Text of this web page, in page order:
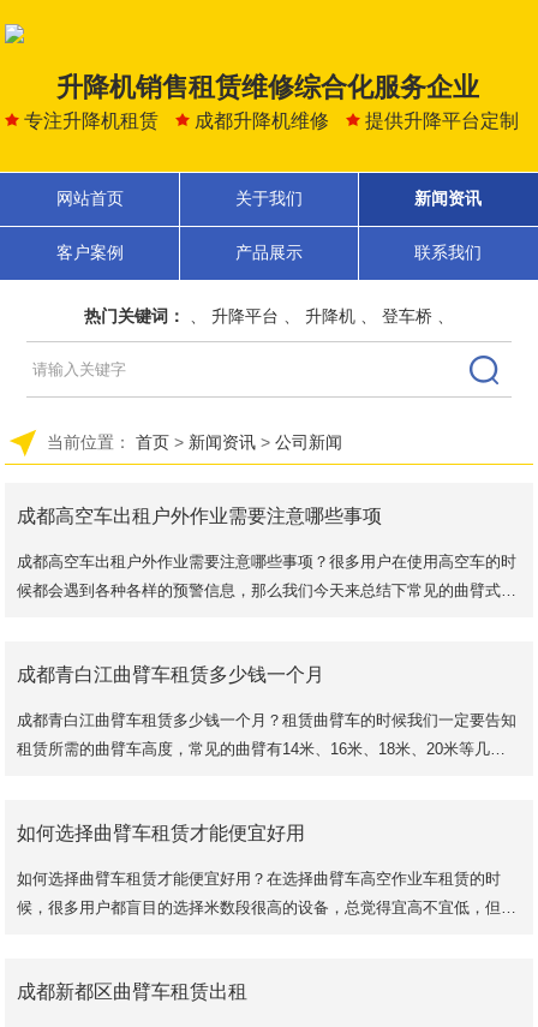
升降机销售租赁维修综合化服务企业
专注升降机租赁 成都升降机维修 提供升降平台定制
网站首页 关于我们 新闻资讯
客户案例 产品展示 联系我们
热门关键词： 升降平台 升降机 登车桥
当前位置： 首页 > 新闻资讯 >公司新闻
成都高空车出租户外作业需要注意哪些事项
成都高空车出租户外作业需要注意哪些事项？很多用户在使用高空车的时
候都会遇到各种各样的预警信息，那么我们今天来总结下常见的曲臂式高
成都青白江曲臂车租赁多少钱一个月
成都青白江曲臂车租赁多少钱一个月？租赁曲臂车的时候我们一定要告知
租赁所需的曲臂车高度，常见的曲臂有14米、16米、18米、20米等几种
如何选择曲臂车租赁才能便宜好用
如何选择曲臂车租赁才能便宜好用？在选择曲臂车高空作业车租赁的时
候，很多用户都盲目的选择米数段很高的设备，总觉得宜高不宜低，但是
成都新都区曲臂车租赁出租